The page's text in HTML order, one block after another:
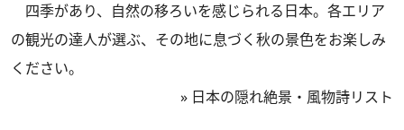
四季があり、自然の移ろいを感じられる日本。各エリア
の観光の達人が選ぶ、その地に息づく秋の景色をお楽しみ
ください。
» 日本の隠れ絶景・風物詩リスト